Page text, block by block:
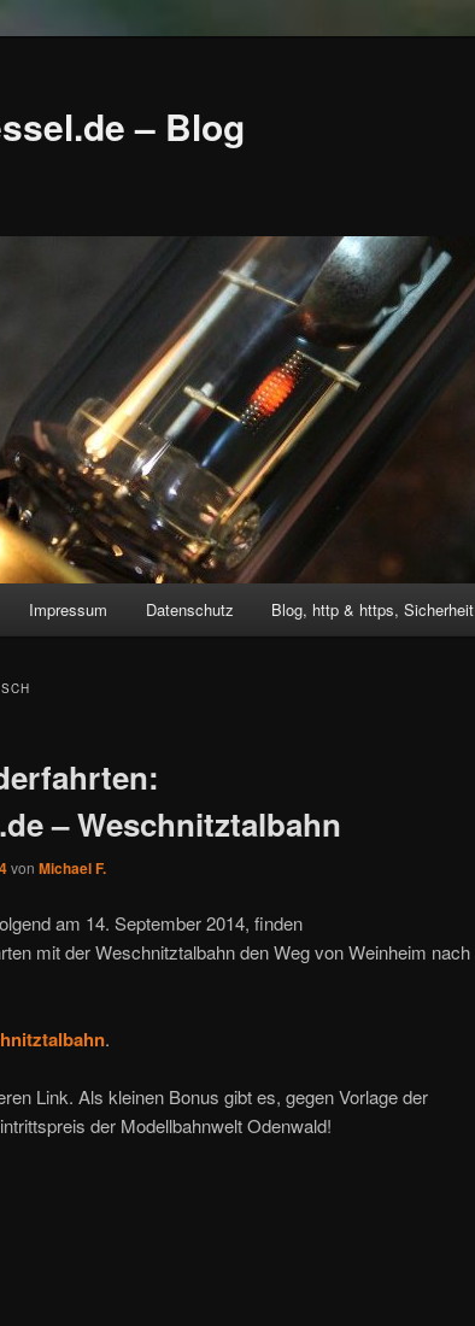
– Blog
Impressum Datenschutz Blog, http & https, Sicherheit
– Weschnitztalbahn
von Michael F.
am 14. September 2014, finden
mit der Weschnitztalbahn den Weg von Weinheim nach
.
Link. Als kleinen Bonus gibt es, gegen Vorlage der
der Modellbahnwelt Odenwald!